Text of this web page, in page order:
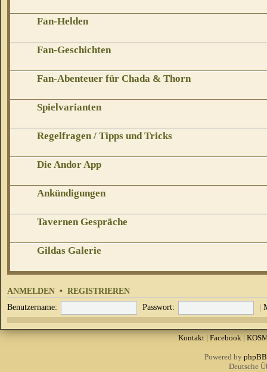
Fan-Helden
Fan-Geschichten
Fan-Abenteuer für Chada & Thorn
Spielvarianten
Regelfragen / Tipps und Tricks
Die Andor App
Ankündigungen
Tavernen Gespräche
Gildas Galerie
ANMELDEN • REGISTRIEREN
Benutzername: Passwort: |
Kontakt| Facebook|
Powered by phpBB
Deutsche